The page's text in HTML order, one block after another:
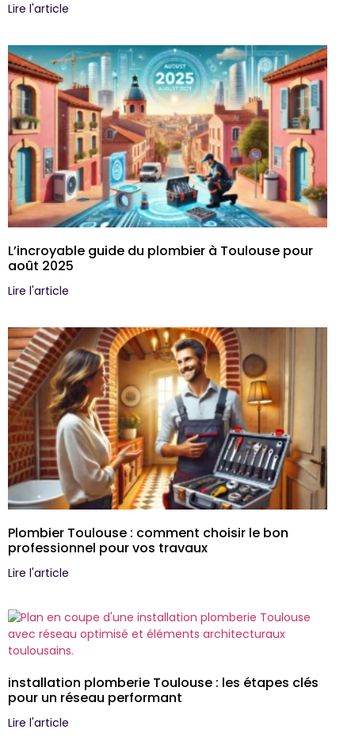
Lire l'article
L’incroyable guide du plombier à Toulouse pour
août 2025
Lire l'article
Plombier Toulouse : comment choisir le bon
professionnel pour vos travaux
Lire l'article
installation plomberie Toulouse : les étapes clés
pour un réseau performant
Lire l'article